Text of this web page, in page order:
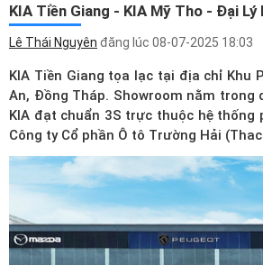
KIA Tiền Giang - KIA Mỹ Tho - Đại Lý
Lê Thái Nguyên đăng lúc 08-07-2025 18:03
KIA Tiền Giang tọa lạc tại địa chỉ Khu
An, Đồng Tháp. Showroom nằm trong
KIA đạt chuẩn 3S trực thuộc hệ thống
Công ty Cổ phần Ô tô Trường Hải